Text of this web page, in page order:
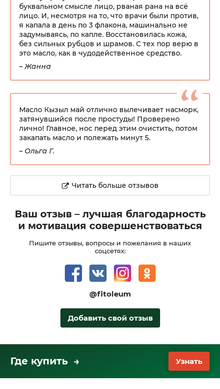
буквальном смысле лицо, рваная рана на всё
лицо. И, несмотря на то, что врачи были против,
я капала в день по 3 флакона, машинально не
задумываясь, по капле. Восстановилась кожа,
без сильных рубцов и шрамов. С тех пор верю в
это масло, как в чудодейственное средство.
– Жанна
Масло Кызыл май отлично вылечивает насморк,
затянувшийся после простуды! Проверено
лично! Главное, нос перед этим очистить, потом
закапать масло и полежать минут 5.
– Ольга Г.
Читать больше отзывов
Ваш отзыв – лучшая благодарность
и мотивация совершенствоваться
Пишите отзывы, вопросы и пожелания в наших
соцсетях:
@fitoleum
Добавить свой отзыв
Где купить → Узнать